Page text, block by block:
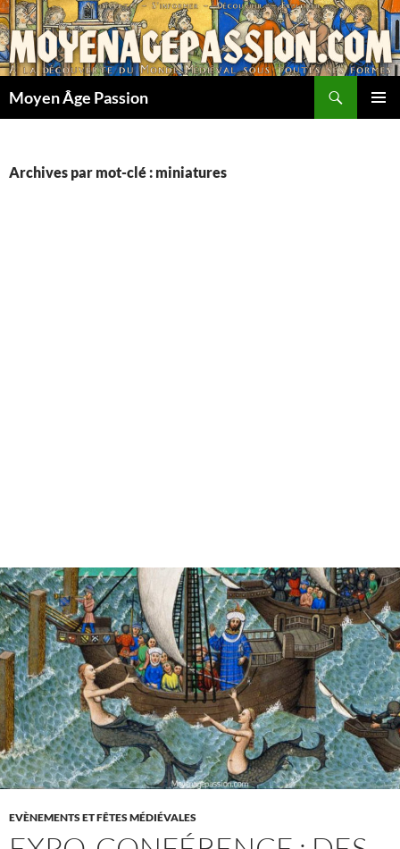
Aller
au
contenu
Moyen Âge Passion
Archives par mot-clé : miniatures
EVÈNEMENTS ET FÊTES MÉDIÉVALES